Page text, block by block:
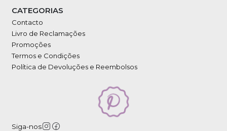
CATEGORIAS
Contacto
Livro de Reclamações
Promoções
Termos e Condições
Política de Devoluções e Reembolsos
Siga-nos